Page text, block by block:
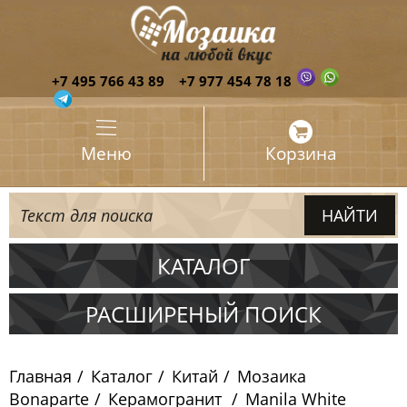
+7 495 766 43 89 +7 977 454 78 18
Меню Корзина
КАТАЛОГ
Испания
Китай
РАСШИРЕНЫЙ ПОИСК
Главная Каталог Китай
Мозаика
Bonaparte
Керамогранит
Manila White